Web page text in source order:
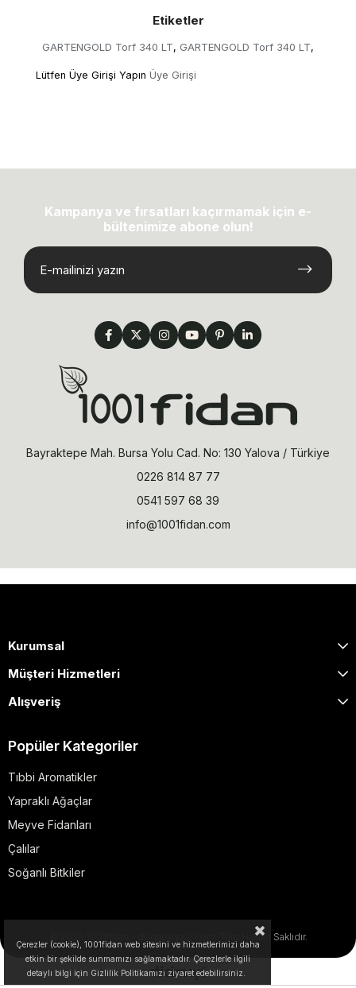
Etiketler
GARTENGOLD Torf 340 LT, GARTENGOLD Torf 340 LT,
Lütfen Üye Girişi Yapın Üye Girişi
Kampanya ve fırsatları kaçırmamak için e-
bültenimize abone olun!
Bayraktepe Mah. Bursa Yolu Cad. No: 130 Yalova / Türkiye
0226 814 87 77
0541 597 68 39
info@1001fidan.com
Kurumsal
Müşteri Hizmetleri
Alışveriş
Popüler Kategoriler
Tıbbi Aromatikler
Yapraklı Ağaçlar
Meyve Fidanları
Çalılar
Soğanlı Bitkiler
© 2025 1001fidan - dogapeyzaj.com. Tüm Hakları Saklıdır.
Çerezler (cookie), 1001fidan web sitesini ve hizmetlerimizi daha
etkin bir şekilde sunmamızı sağlamaktadır. Çerezlerle ilgili
detaylı bilgi için Gizlilik Politikamızı ziyaret edebilirsiniz.